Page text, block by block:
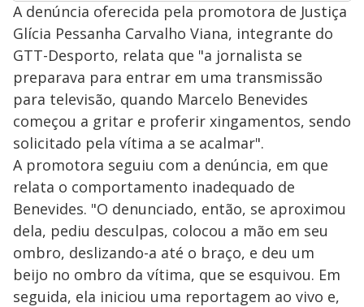
A denúncia oferecida pela promotora de Justiça
Glícia Pessanha Carvalho Viana, integrante do
GTT-Desporto, relata que "a jornalista se
preparava para entrar em uma transmissão
para televisão, quando Marcelo Benevides
começou a gritar e proferir xingamentos, sendo
solicitado pela vítima a se acalmar".
A promotora seguiu com a denúncia, em que
relata o comportamento inadequado de
Benevides. "O denunciado, então, se aproximou
dela, pediu desculpas, colocou a mão em seu
ombro, deslizando-a até o braço, e deu um
beijo no ombro da vítima, que se esquivou. Em
seguida, ela iniciou uma reportagem ao vivo e,